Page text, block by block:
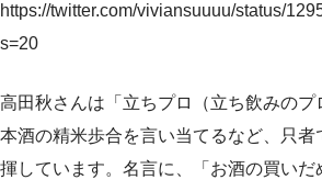
https://twitter.com/viviansuuuu/status/
s=20
高田秋さんは「立ちプロ（立ち飲みのプ
本酒の精米歩合を言い当てるなど、只者
揮しています。名言に、「お酒の買い